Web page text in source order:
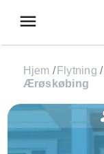
menu
Hjem / Flytning /
Ærøskøbing